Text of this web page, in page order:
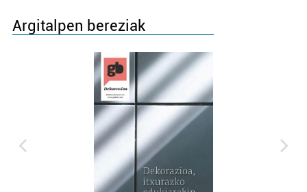
Argitalpen bereziak